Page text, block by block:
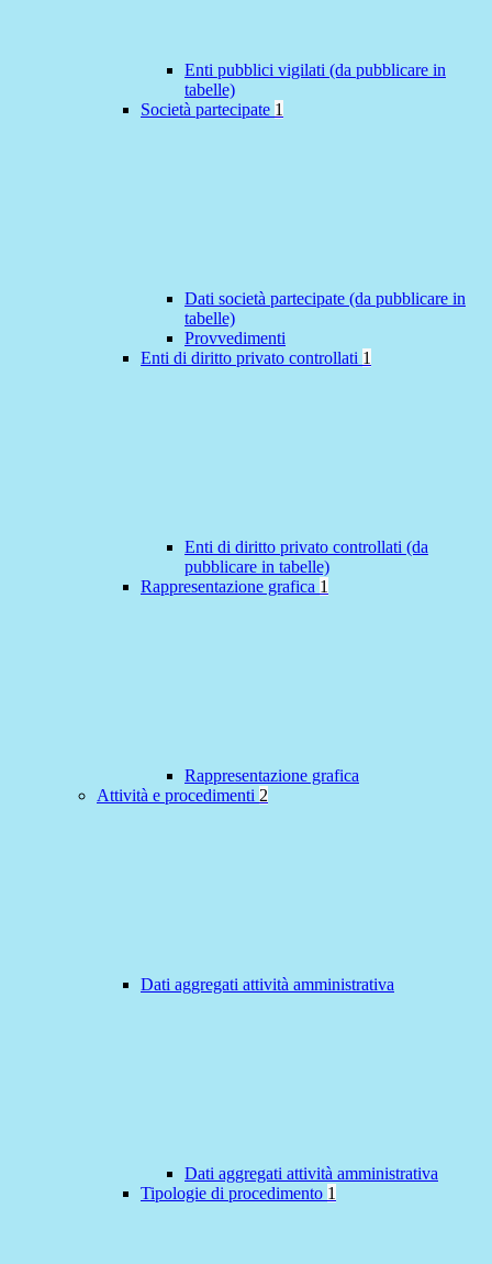
Enti pubblici vigilati (da pubblicare in
tabelle)
Società partecipate 1
Dati società partecipate (da pubblicare in
tabelle)
Provvedimenti
Enti di diritto privato controllati 1
Enti di diritto privato controllati (da
pubblicare in tabelle)
Rappresentazione grafica 1
Rappresentazione grafica
Attività e procedimenti 2
Dati aggregati attività amministrativa
Dati aggregati attività amministrativa
Tipologie di procedimento 1